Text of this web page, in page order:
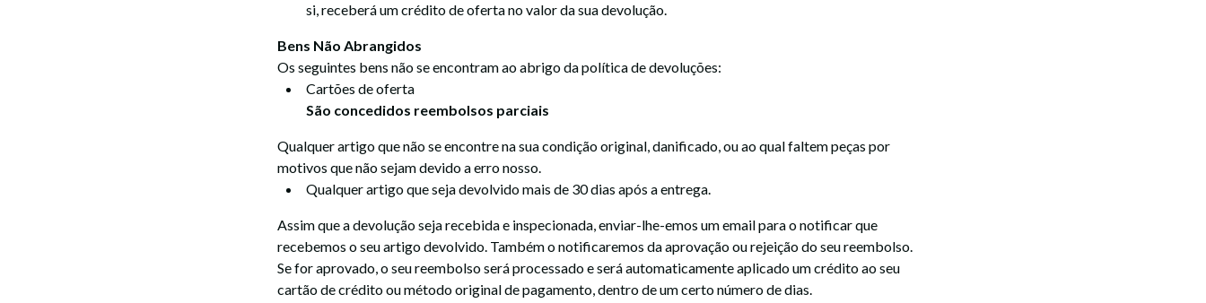
si, receberá um crédito de oferta no valor da sua devolução.
Bens Não Abrangidos
Os seguintes bens não se encontram ao abrigo da política de devoluções:
Cartões de oferta
São concedidos reembolsos parciais
Qualquer artigo que não se encontre na sua condição original, danificado, ou ao qual faltem peças por
motivos que não sejam devido a erro nosso.
Qualquer artigo que seja devolvido mais de 30 dias após a entrega.
Assim que a devolução seja recebida e inspecionada, enviar-lhe-emos um email para o notificar que
recebemos o seu artigo devolvido. Também o notificaremos da aprovação ou rejeição do seu reembolso.
Se for aprovado, o seu reembolso será processado e será automaticamente aplicado um crédito ao seu
cartão de crédito ou método original de pagamento, dentro de um certo número de dias.